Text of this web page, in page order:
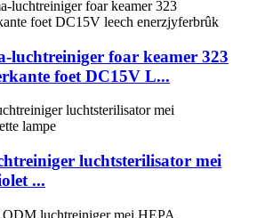
luchtreiniger foar keamer 323
foet DC15V L...
luchtsterilisator mei
...